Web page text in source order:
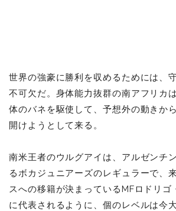
世界の強豪に勝利を収めるためには、
不可欠だ。身体能力抜群の南アフリカ
体のバネを駆使して、予想外の動きか
開けようとして来る。
南米王者のウルグアイは、アルゼンチ
るボカジュニアーズのレギュラーで、
スへの移籍が決まっているMFロドリゴ
に代表されるように、個のレベルは今